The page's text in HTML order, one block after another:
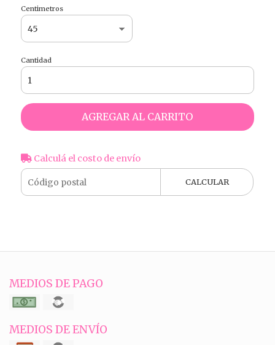
Centimetros
Cantidad
AGREGAR AL CARRITO
Calculá el costo de envío
CALCULAR
MEDIOS DE PAGO
MEDIOS DE ENVÍO